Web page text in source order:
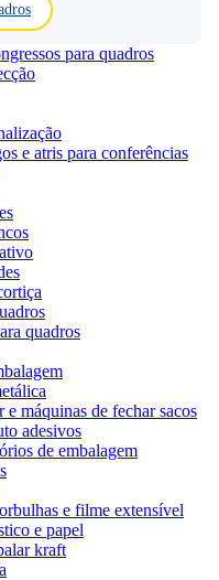
para quadros
e atris para conferências
quadros
e máquinas de fechar sacos
adesivos
de embalagem
e filme extensível
e papel
kraft